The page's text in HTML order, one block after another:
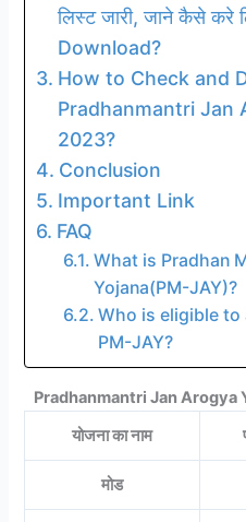
लिस्ट जारी, जाने कैसे
Download?
How to Check and
Pradhanmantri Jan
2023?
Conclusion
Important Link
FAQ
What is Pradhan
Yojana(PM-JAY)?
Who is eligible to
PM-JAY?
Pradhanmantri Jan Arogya
योजना का नाम
मोड